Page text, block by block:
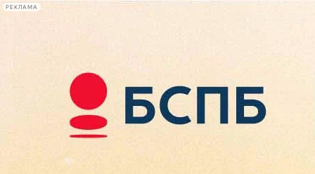
РЕКЛАМА
Сегодня:
2026.08.10
08:46
Афиша Plus